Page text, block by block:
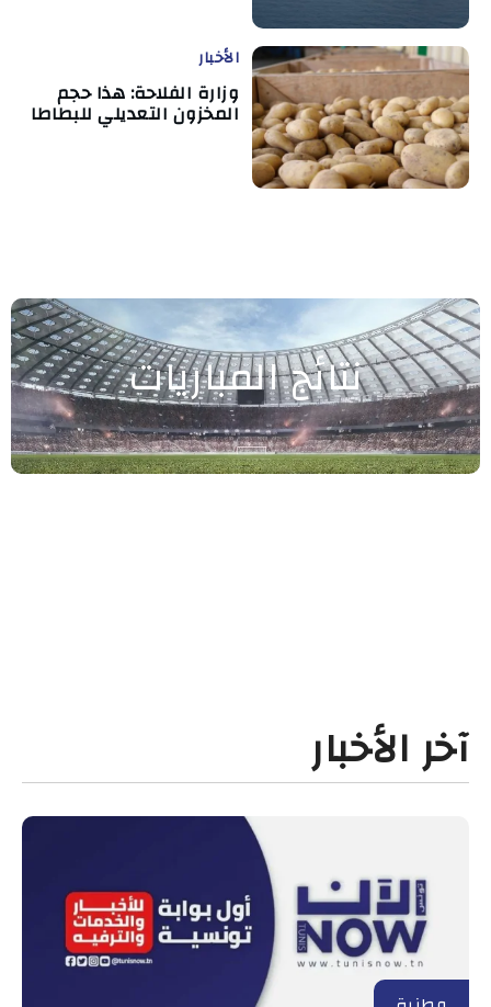
الأخبار
وزارة الفلاحة: هذا حجم
المخزون التعديلي للبطاطا
نتائج المباريات
آخر الأخبار